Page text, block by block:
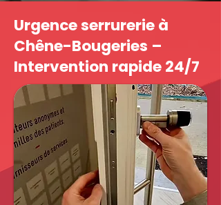
Urgence serrurerie à
Chêne-Bougeries –
Intervention rapide 24/7